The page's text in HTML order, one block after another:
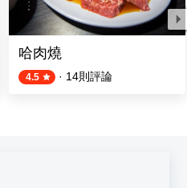
哈肉燒
4.5 · 14則評論